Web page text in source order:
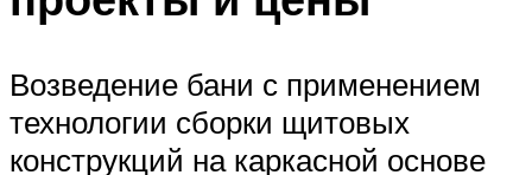
Возведение бани с применением
технологии сборки щитовых
конструкций на каркасной основе